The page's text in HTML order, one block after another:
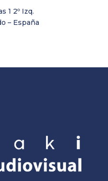
1 2º Izq.
– España